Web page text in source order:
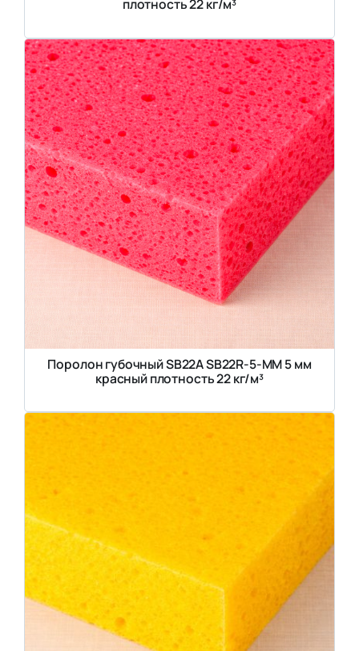
плотность 22 кг/м³
Поролон губочный SB22A SB22R-5-MM 5 мм
красный плотность 22 кг/м³